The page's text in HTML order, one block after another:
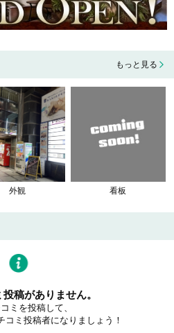
もっと見る
外観 看板
稿がありません。
ミを投稿して、
コミ投稿者になりましょう！